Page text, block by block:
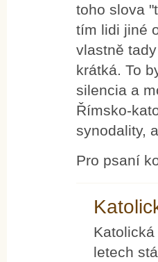
toho slova
tím lidi jiné
vlastně
krátká. To
silencia a
Římsko-
synodality,
Pro psaní
letech